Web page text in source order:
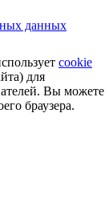
данных
cookie
для
Вы можете
браузера.